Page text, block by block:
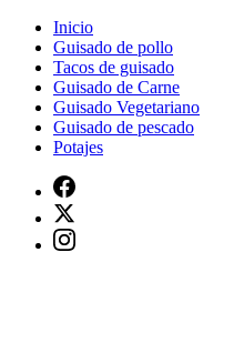
Inicio
Guisado de pollo
Tacos de guisado
Guisado de Carne
Guisado Vegetariano
Guisado de pescado
Potajes